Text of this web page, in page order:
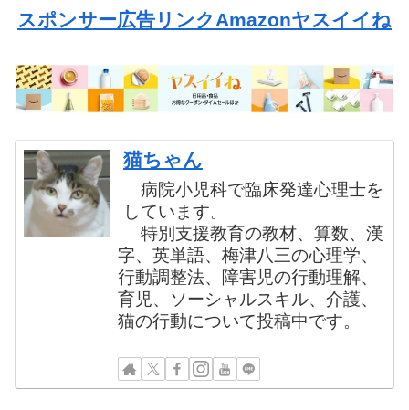
スポンサー広告リンクAmazonヤスイイね
猫ちゃん
病院小児科で臨床発達心理士を
しています。
特別支援教育の教材、算数、漢
字、英単語、梅津八三の心理学、
行動調整法、障害児の行動理解、
育児、ソーシャルスキル、介護、
猫の行動について投稿中です。